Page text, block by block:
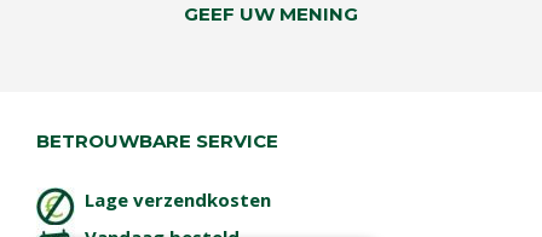
GEEF UW MENING
BETROUWBARE SERVICE
Lage verzendkosten